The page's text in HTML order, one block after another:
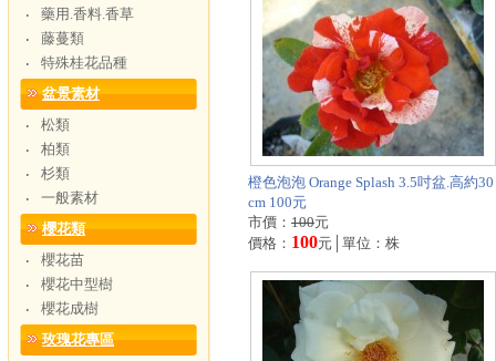
‧
藥用.香料.香草
‧
藤蔓類
‧
特殊桂花品種
盆景素材
‧
松類
‧
柏類
‧
杉類
‧
一般素材
櫻花類
‧
櫻花苗
‧
櫻花中型樹
‧
櫻花成樹
玫瑰花專區
橙色泡泡 Orange Splash 3.5吋盆.高約30
cm 100元
市價： 100元
價格： 100元│單位：株